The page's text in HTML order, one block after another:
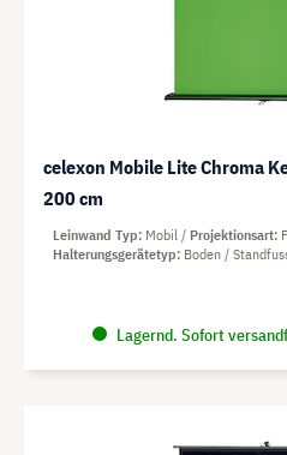
celexon Mobile Lite Chroma
200 cm
Lagernd. Sofort
Leinwand Typ Mobil Projektionsart
Halterungsgerätetyp Boden /